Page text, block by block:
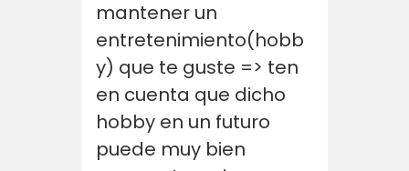
mantener un
entretenimiento(hobb
y) que te guste => ten
en cuenta que dicho
hobby en un futuro
puede muy bien